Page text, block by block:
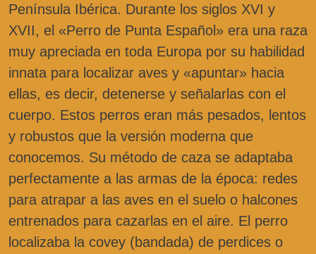
Península Ibérica. Durante los siglos XVI y
XVII, el «Perro de Punta Español» era una raza
muy apreciada en toda Europa por su habilidad
innata para localizar aves y «apuntar» hacia
ellas, es decir, detenerse y señalarlas con el
cuerpo. Estos perros eran más pesados, lentos
y robustos que la versión moderna que
conocemos. Su método de caza se adaptaba
perfectamente a las armas de la época: redes
para atrapar a las aves en el suelo o halcones
entrenados para cazarlas en el aire. El perro
localizaba la covey (bandada) de perdices o